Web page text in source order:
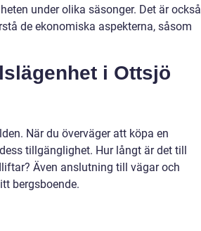
under olika säsonger. Det är också
de ekonomiska aspekterna, såsom
i Ottsjö
När du överväger att köpa en
tillgänglighet. Hur långt är det till
Även anslutning till vägar och
bergsboende.